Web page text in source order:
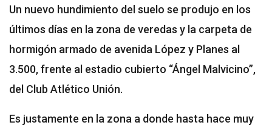
Un nuevo hundimiento del suelo se produjo en los
últimos días en la zona de veredas y la carpeta de
hormigón armado de avenida López y Planes al
3.500, frente al estadio cubierto “Ángel Malvicino”,
del Club Atlético Unión.
Es justamente en la zona a donde hasta hace muy